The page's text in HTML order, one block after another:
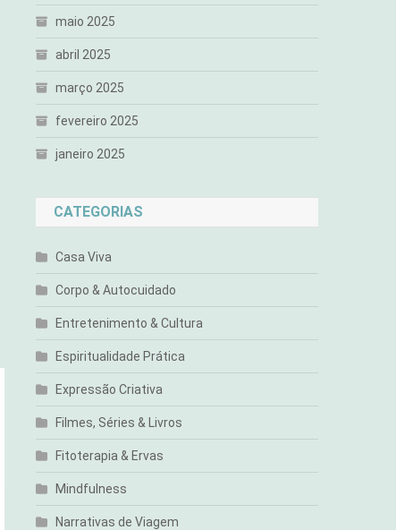
maio 2025
abril 2025
março 2025
fevereiro 2025
janeiro 2025
CATEGORIAS
Casa Viva
Corpo & Autocuidado
Entretenimento & Cultura
Espiritualidade Prática
Expressão Criativa
Filmes, Séries & Livros
Fitoterapia & Ervas
Mindfulness
Narrativas de Viagem